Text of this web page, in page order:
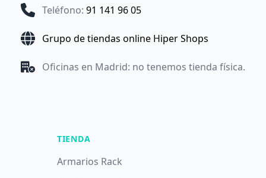
Teléfono: 91 141 96 05
Grupo de tiendas online Hiper Shops
Oficinas en Madrid: no tenemos tienda física.
TIENDA
Armarios Rack